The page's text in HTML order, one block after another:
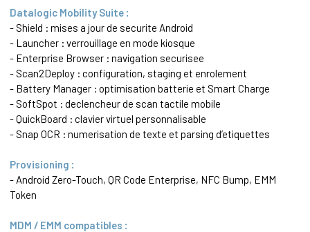
Datalogic Mobility Suite :
- Shield : mises a jour de securite Android
- Launcher : verrouillage en mode kiosque
- Enterprise Browser : navigation securisee
- Scan2Deploy : configuration, staging et enrolement
- Battery Manager : optimisation batterie et Smart Charge
- SoftSpot : declencheur de scan tactile mobile
- QuickBoard : clavier virtuel personnalisable
- Snap OCR : numerisation de texte et parsing d’etiquettes
Provisioning :
- Android Zero-Touch, QR Code Enterprise, NFC Bump, EMM
Token
MDM / EMM compatibles :